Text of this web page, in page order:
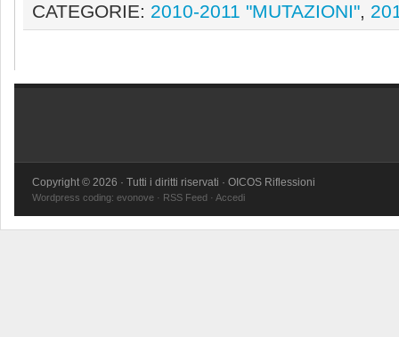
CATEGORIE: 2010-2011 "MUTAZIONI",
Copyright © 2026 · Tutti i diritti riservati · OICOS Riflessioni
Wordpress coding: evonove · RSS Feed · Accedi